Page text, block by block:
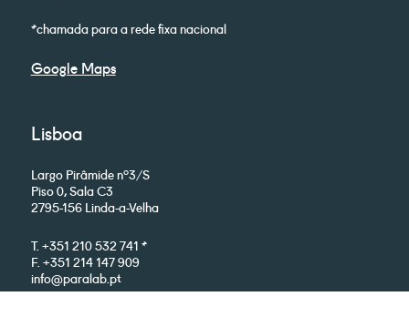
*chamada para a rede fixa nacional
Google Maps
Lisboa
Largo Pirâmide nº3/S
Piso 0, Sala C3
2795-156 Linda-a-Velha
T. +351 210 532 741 *
F. +351 214 147 909
info@paralab.pt